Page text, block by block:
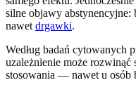
silne objawy abstynencyjne:
nawet drgawki.
Według badań cytowanych
uzależnienie może
stosowania — nawet u osób